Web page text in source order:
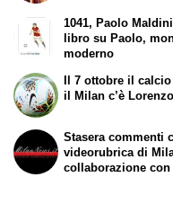
1041, Paolo
libro su Paolo,
moderno
Il 7 ottobre il
il Milan c’è
Stasera commenti
videorubrica di
collaborazione con